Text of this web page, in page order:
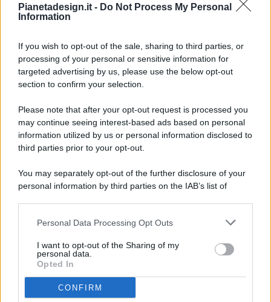
Pianetadesign.it - Do Not Process My Personal
Information
If you wish to opt-out of the sale, sharing to third parties, or
processing of your personal or sensitive information for
targeted advertising by us, please use the below opt-out
section to confirm your selection.
Please note that after your opt-out request is processed you
may continue seeing interest-based ads based on personal
information utilized by us or personal information disclosed to
third parties prior to your opt-out.
You may separately opt-out of the further disclosure of your
personal information by third parties on the IAB’s list of
This information may also be disclosed by us to third parties
disclose it to other third parties.
Personal Data Processing Opt Outs
I want to opt-out of the Sharing of my
personal data.
Opted In
CONFIRM
© 2026 - Pianeta Design - P.IVA 04827280654 - Testata
Registrata Al Tribunale Di Nocera Inferiore N. 8/2020 - RG N.
ISCRIZIONE AL ROC N. 35792 – ISCRITTA ALL’ANSO
(ASSOCIAZIONE NAZIONALE STAMPA ONLINE)
PREFERENZE PRIVACY